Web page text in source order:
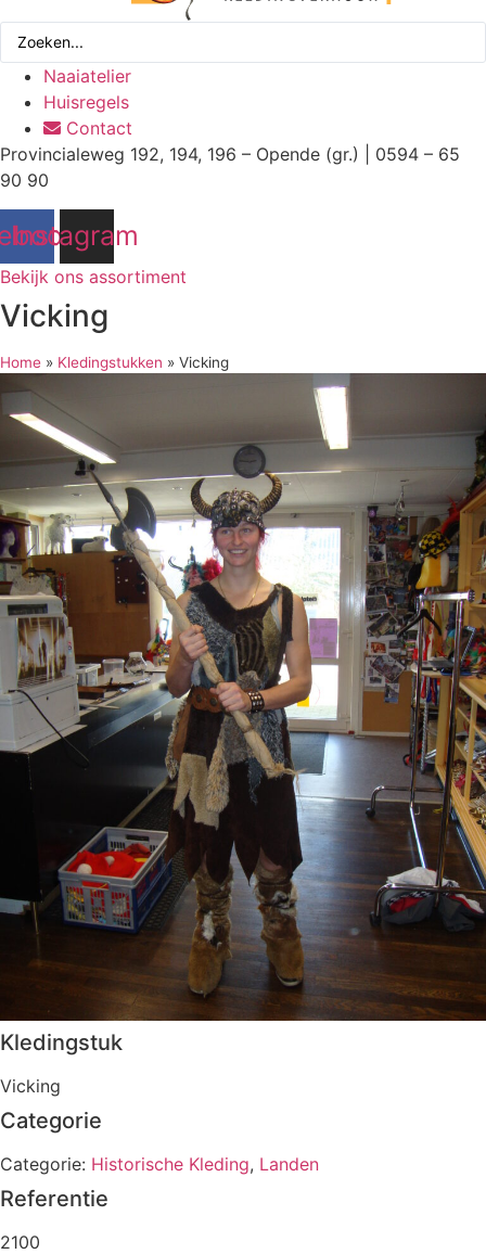
Search
Naaiatelier
Huisregels
Contact
Provincialeweg 192, 194, 196 – Opende (gr.) | 0594 – 65
90 90
Instagram
Bekijk ons assortiment
Vicking
Home » Kledingstukken » Vicking
Kledingstuk
Vicking
Categorie
Categorie: Historische Kleding, Landen
Referentie
2100